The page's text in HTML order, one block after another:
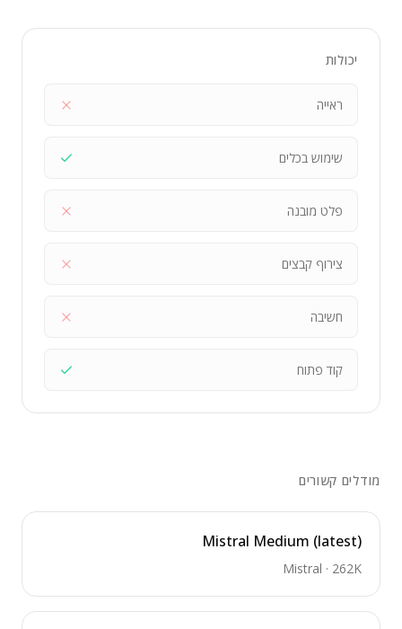
יכולות
ראייה
שימוש בכלים
פלט מובנה
צירוף קבצים
חשיבה
קוד פתוח
מודלים קשורים
Mistral Medium (latest)
Mistral · 262K